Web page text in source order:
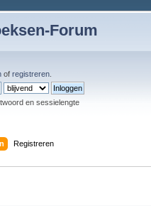
Forum
of registreren
en sessielengte
Registreren